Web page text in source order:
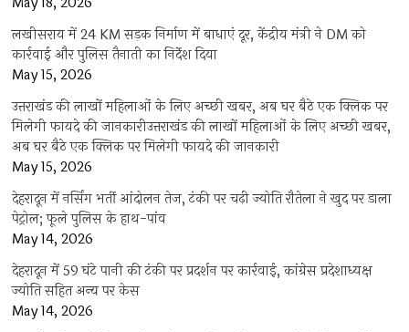
लखीसराय में 24 KM सड़क निर्माण में बाधाएं दूर, केंद्रीय मंत्री ने DM को
कार्रवाई और पुलिस तैनाती का निर्देश दिया
May 15, 2026
उत्तराखंड की लाखों महिलाओं के लिए अच्छी खबर, अब घर बैठे एक क्लिक पर
मिलेगी फायदे की जानकारीउत्तराखंड की लाखों महिलाओं के लिए अच्छी खबर,
अब घर बैठे एक क्लिक पर मिलेगी फायदे की जानकारी
May 15, 2026
देहरादून में नर्सिंग भर्ती आंदोलन तेज, टंकी पर चढ़ी ज्योति रौतेला ने खुद पर डाला
पेट्रोल; फूले पुलिस के हाथ-पांव
May 14, 2026
देहरादून में 59 घंटे पानी की टंकी पर प्रदर्शन पर कार्रवाई, कांग्रेस प्रदेशाध्यक्ष
ज्योति सहित अन्य पर केस
May 14, 2026